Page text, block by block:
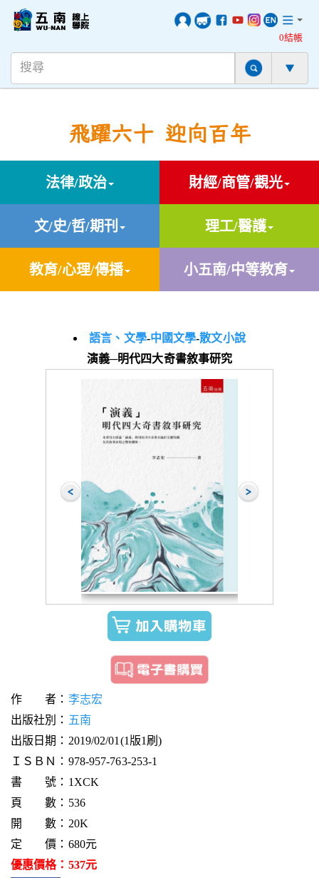
0結帳
飛躍六十 迎向百年
法律/政治 財經/商管/觀光
文/史/哲/期刊 理工/醫護
教育/心理/傳播 小五南/中等教育
語言、文學-中國文學-散文小說
演義─明代四大奇書敘事研究
作 者： 李志宏
出版社別： 五南
出版日期：2019/02/01(1版1刷)
ＩＳＢＮ：978-957-763-253-1
書 號：1XCK
頁 數：536
開 數：20K
定 價：680元
優惠價格：537元